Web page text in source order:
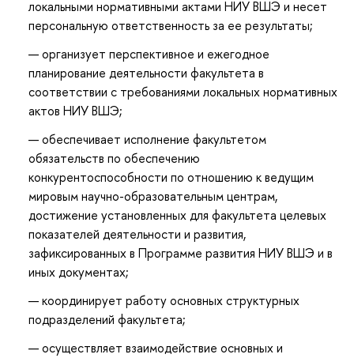
локальными нормативными актами НИУ ВШЭ и несет
персональную ответственность за ее результаты;
организует перспективное и ежегодное
планирование деятельности факультета в
соответствии с требованиями локальных нормативных
актов НИУ ВШЭ;
обеспечивает исполнение факультетом
обязательств по обеспечению
конкурентоспособности по отношению к ведущим
мировым научно-образовательным центрам,
достижение установленных для факультета целевых
показателей деятельности и развития,
зафиксированных в Программе развития НИУ ВШЭ и в
иных документах;
координирует работу основных структурных
подразделений факультета;
осуществляет взаимодействие основных и